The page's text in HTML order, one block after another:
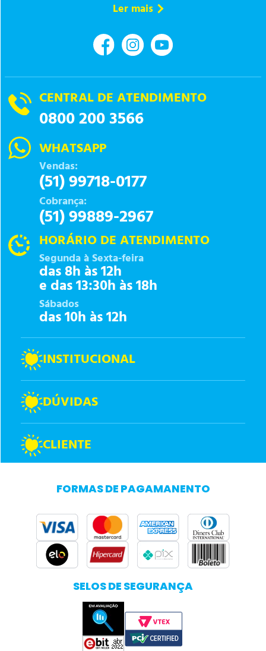
Ler mais
CENTRAL DE ATENDIMENTO
0800 200 3566
WHATSAPP
Vendas:
(51) 99718-0177
Cobrança:
(51) 99889-2967
HORÁRIO DE ATENDIMENTO
Segunda à Sexta-feira
das 8h às 12h
e das 13:30h às 18h
Sábados
das 10h às 12h
INSTITUCIONAL
DÚVIDAS
CLIENTE
FORMAS DE PAGAMANENTO
SELOS DE SEGURANÇA